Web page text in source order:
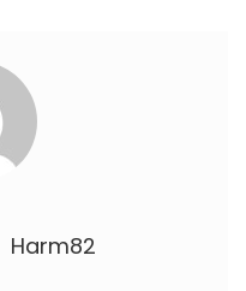
Harm82